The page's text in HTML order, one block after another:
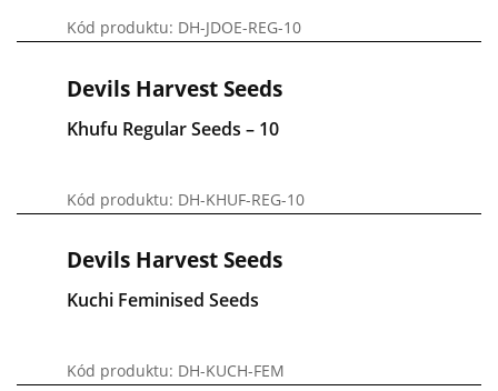
Kód produktu: DH-JDOE-REG-10
Devils Harvest Seeds
Khufu Regular Seeds – 10
Kód produktu: DH-KHUF-REG-10
Devils Harvest Seeds
Kuchi Feminised Seeds
Kód produktu: DH-KUCH-FEM